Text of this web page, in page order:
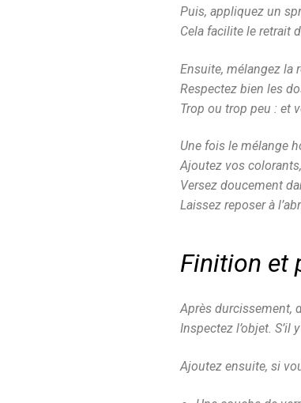
Puis, appliquez un
Cela facilite le retrait
Ensuite, mélangez la
Respectez bien les
Trop ou trop peu : et
Une fois le mélange
Ajoutez vos
Versez doucement
Laissez reposer à
Finition et
Après durcissement,
Inspectez l’objet. S’il
Ajoutez ensuite, si